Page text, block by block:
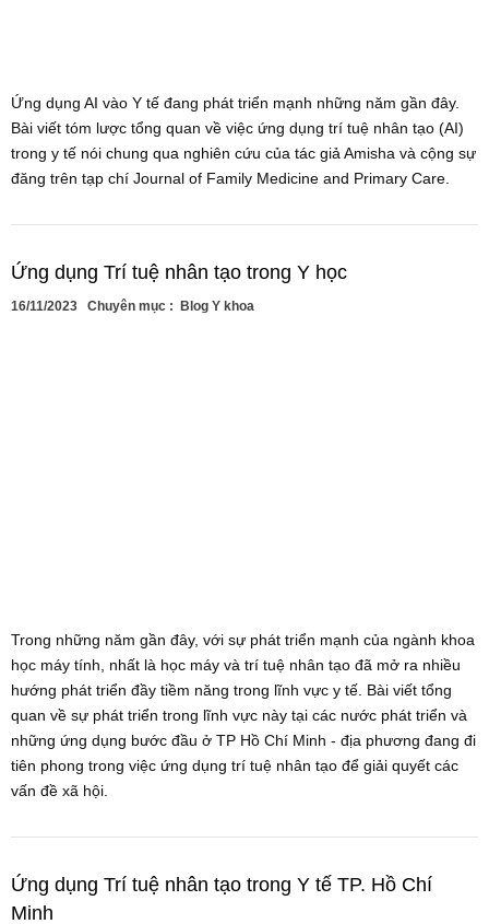
Ứng dụng AI vào Y tế đang phát triển mạnh những năm gần đây.
Bài viết tóm lược tổng quan về việc ứng dụng trí tuệ nhân tạo (AI)
trong y tế nói chung qua nghiên cứu của tác giả Amisha và cộng sự
đăng trên tạp chí Journal of Family Medicine and Primary Care.
Ứng dụng Trí tuệ nhân tạo trong Y học
16/11/2023 Chuyên mục : Blog Y khoa
Trong những năm gần đây, với sự phát triển mạnh của ngành khoa
học máy tính, nhất là học máy và trí tuệ nhân tạo đã mở ra nhiều
hướng phát triển đầy tiềm năng trong lĩnh vực y tế. Bài viết tổng
quan về sự phát triển trong lĩnh vực này tại các nước phát triển và
những ứng dụng bước đầu ở TP Hồ Chí Minh - địa phương đang đi
tiên phong trong việc ứng dụng trí tuệ nhân tạo để giải quyết các
vấn đề xã hội.
Ứng dụng Trí tuệ nhân tạo trong Y tế TP. Hồ Chí
Minh